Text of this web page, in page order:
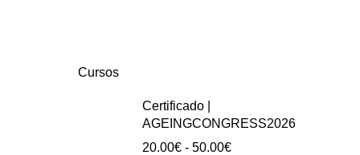
Cursos
Certificado |
AGEINGCONGRESS2026
20.00€ - 50.00€Intervalo